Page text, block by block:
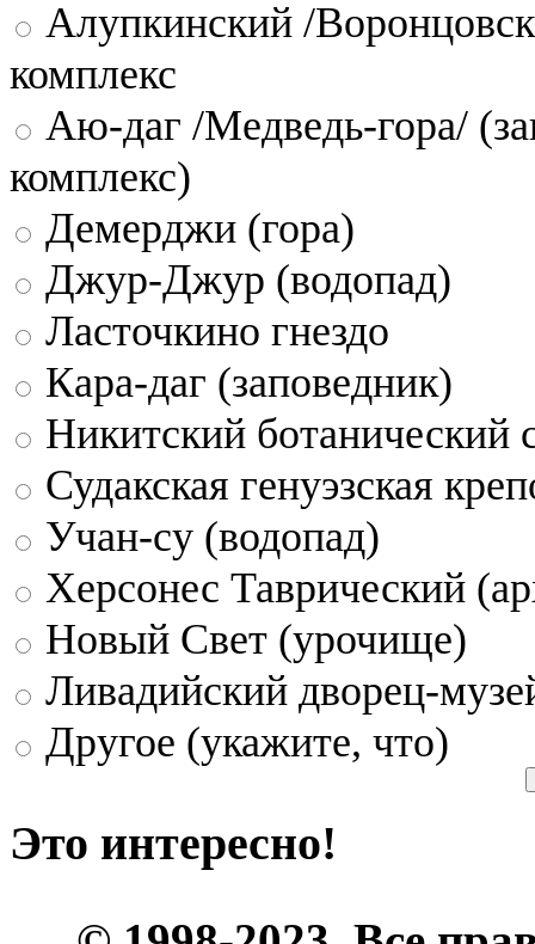
Алупкинский /
комплекс
Аю-даг /Медведь-гора/
комплекс)
Демерджи (гора)
Джур-Джур (водопад)
Ласточкино гнездо
Кара-даг (заповедник)
Никитский ботанический
Судакская генуэзская
Учан-су (водопад)
Херсонес Таврический
Новый Свет (урочище)
Ливадийский дворец-
Другое (укажите, что)
Это интересно!